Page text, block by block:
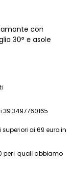
con
30° e asole
superiori ai 69 euro in
per i quali abbiamo